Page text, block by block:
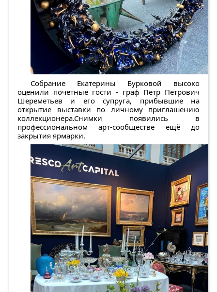
Собрание Екатерины Бурковой высоко
оценили почетные гости - граф Петр Петрович
Шереметьев и его супруга, прибывшие на
открытие выставки по личному приглашению
коллекционера.Снимки появились в
профессиональном арт-сообществе ещё до
закрытия ярмарки.